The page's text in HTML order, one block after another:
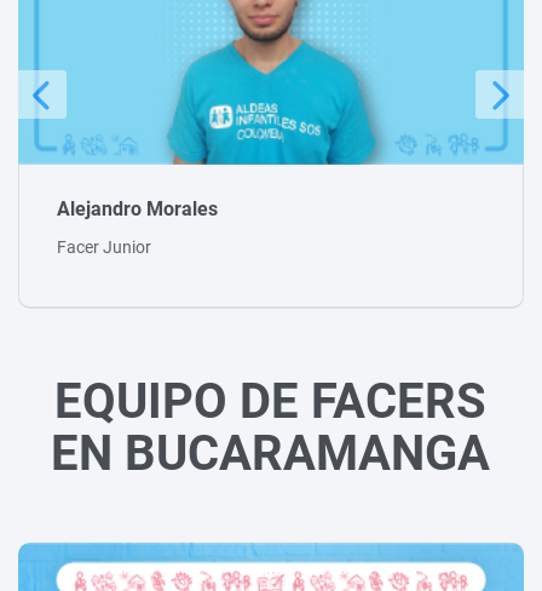
Fredy Vélez
Tallerista
EQUIPO DE FACERS
EN BUCARAMANGA